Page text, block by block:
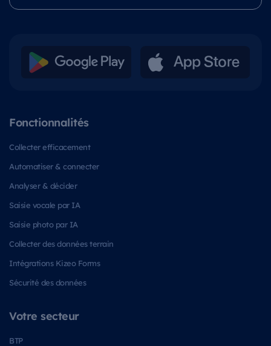
Fonctionnalités
Collecter efficacement
Automatiser & connecter
Analyser & décider
Saisie vocale par IA
Saisie photo par IA
Collecter des données terrain
Intégrations Kizeo Forms
Sécurité des données
Votre secteur
BTP